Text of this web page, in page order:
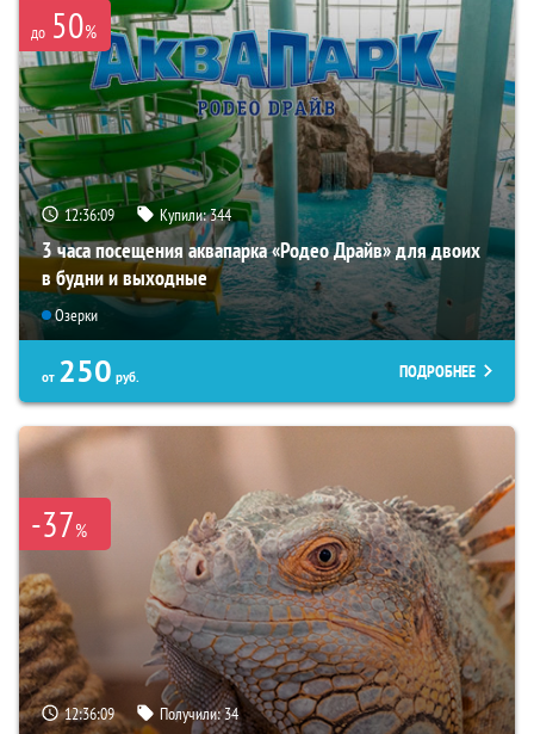
до 50%
12:36:07 Купили:344
3 часа посещения аквапарка «Родео Драйв» для двоих
в будни и выходные
Озерки
от 250 руб. ПОДРОБНЕЕ
-37%
12:36:07 Получили:34